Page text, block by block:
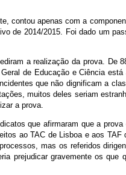
contou apenas com a
de 2014/2015. Foi dado um
a realização da prova. De
de Educação e Ciência
que não dignificam a
muitos deles seriam
a prova.
que afirmaram que a
ao TAC de Lisboa e aos TAF
mas os referidos
prejudicar gravemente os que